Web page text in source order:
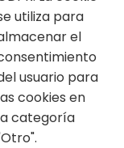
utiliza para
el
usuario para
cookies en
categoría